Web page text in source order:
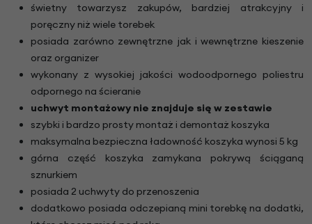
świetny towarzysz zakupów, bardziej atrakcyjny i
poręczny niż wiele torebek
posiada zarówno zewnętrzne jak i wewnętrzne kieszenie
oraz organizer
wykonany z wysokiej jakości wodoodpornego poliestru
odpornego na ścieranie
uchwyt montażowy nie znajduje się w zestawie
szybki i bardzo prosty montaż i demontaż koszyka
maksymalna bezpieczna ładowność koszyka wynosi 5 kg
górna część koszyka zamykana pokrywą ściąganą
sznurkiem
posiada 2 uchwyty do przenoszenia
dodatkowo posiada odczepianą mini torebkę na dodatki,